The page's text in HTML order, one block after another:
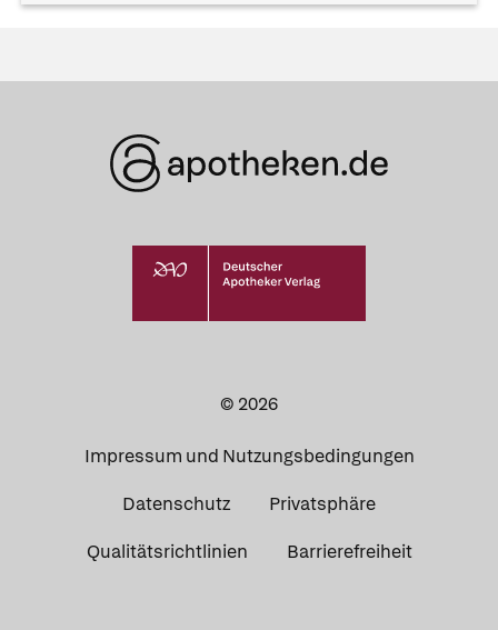
© 2026
Impressum und Nutzungsbedingungen
Datenschutz Privatsphäre
Qualitätsrichtlinien Barrierefreiheit